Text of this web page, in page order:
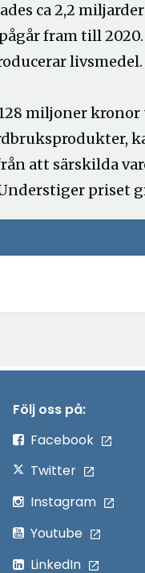
ca 2,2
fram till
miljoner kronor
att särskilda
priset
Följ oss på:
Facebook
Twitter
Instagram
Youtube
LinkedIn